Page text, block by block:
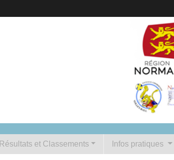
Résultats et Classements Infos pratiques